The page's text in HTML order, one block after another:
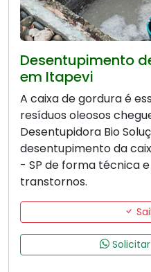
Desentupimento
em Itapevi
A caixa de gordura é
resíduos oleosos
Desentupidora Bio
desentupimento da
- SP de forma técnica
transtornos.